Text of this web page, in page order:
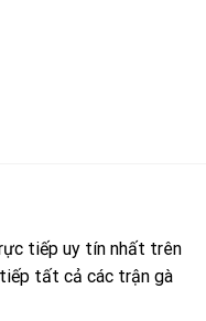
tiếp uy tín nhất trên
tất cả các trận gà